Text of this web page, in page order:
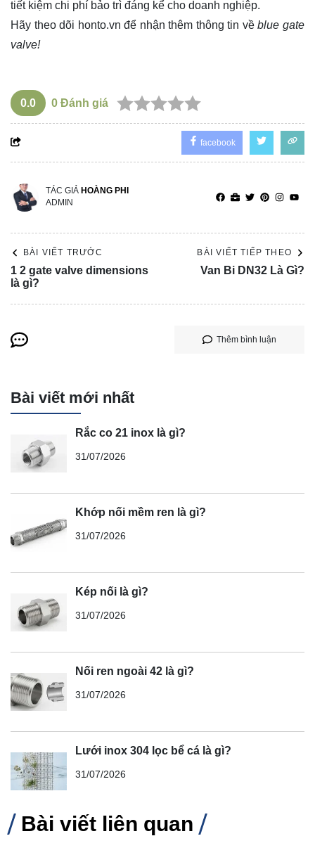
tiết kiệm chi phí bảo trì đáng kể cho doanh nghiệp.
Hãy theo dõi honto.vn để nhận thêm thông tin vềblue gate
valve!
0.0 0 Đánh giá
facebook
TÁC GIẢ HOÀNG PHI
ADMIN
BÀI VIẾT TRƯỚC
1 2 gate valve dimensions
là gì?
BÀI VIẾT TIẾP THEO
Van Bi DN32 Là Gì?
Thêm bình luận
Bài viết mới nhất
Rắc co 21 inox là gì?
31/07/2026
Khớp nối mềm ren là gì?
31/07/2026
Kép nối là gì?
31/07/2026
Nối ren ngoài 42 là gì?
31/07/2026
Lưới inox 304 lọc bể cá là gì?
31/07/2026
Bài viết liên quan